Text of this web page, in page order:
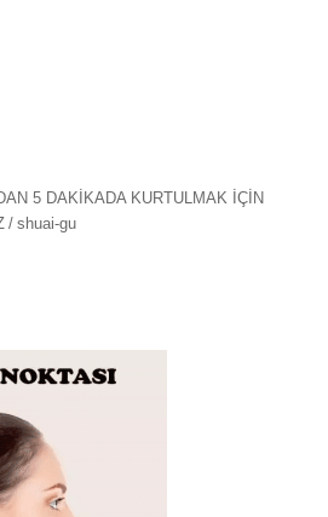
5 DAKİKADA KURTULMAK İÇİN
/ shuai-gu